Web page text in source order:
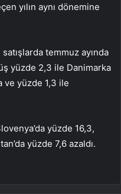
yılın aynı dönemine
temmuz ayında
yüzde 2,3 ile Danimarka
ve yüzde 1,3 ile
yüzde 16,3,
yüzde 7,6 azaldı.